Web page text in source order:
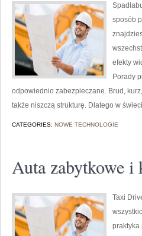
sposób
efekty
Porady
odpowiednio zabezpieczane. Brud,
także niszczą strukturę. Dlatego w
CATEGORIES: NOWE TECHNOLOGIE
Auta zabytkowe i
Taxi
praktyka